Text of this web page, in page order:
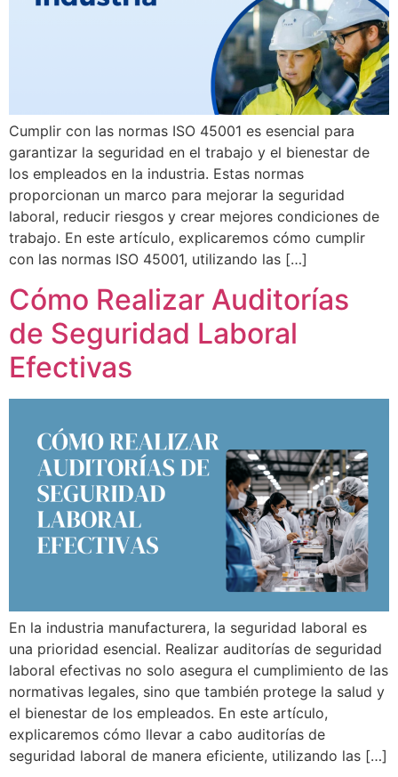
Cumplir con las normas ISO 45001 es esencial para
garantizar la seguridad en el trabajo y el bienestar de
los empleados en la industria. Estas normas
proporcionan un marco para mejorar la seguridad
laboral, reducir riesgos y crear mejores condiciones de
trabajo. En este artículo, explicaremos cómo cumplir
con las normas ISO 45001, utilizando las […]
Cómo Realizar Auditorías
de Seguridad Laboral
Efectivas
En la industria manufacturera, la seguridad laboral es
una prioridad esencial. Realizar auditorías de seguridad
laboral efectivas no solo asegura el cumplimiento de las
normativas legales, sino que también protege la salud y
el bienestar de los empleados. En este artículo,
explicaremos cómo llevar a cabo auditorías de
seguridad laboral de manera eficiente, utilizando las […]